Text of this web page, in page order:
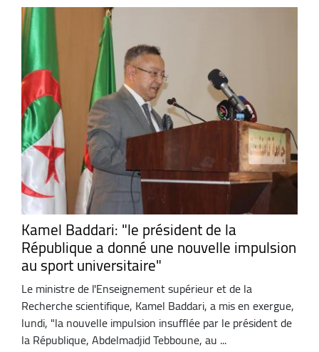
Kamel Baddari: "le président de la
République a donné une nouvelle impulsion
au sport universitaire"
Le ministre de l'Enseignement supérieur et de la
Recherche scientifique, Kamel Baddari, a mis en exergue,
lundi, "la nouvelle impulsion insufflée par le président de
la République, Abdelmadjid Tebboune, au ...